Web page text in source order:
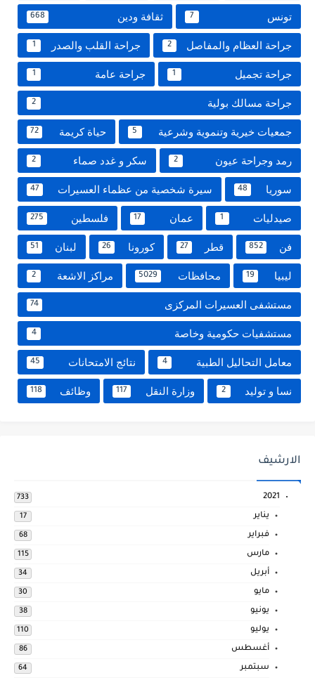
تونس 7 ثقافة ودين 668
جراحة العظام والمفاصل 2 جراحة القلب والصدر 1
جراحة تجميل 1 جراحة عامة 1
جراحة مسالك بولية 2
جمعيات خيرية وتنموية وشرعية 5 حياة كريمة 72
رمد وجراحة عيون 2 سكر و غدد صماء 2
سوريا 48 سيرة شخصية من عظماء العسيرات 47
صيدليات 1 عمان 17 فلسطين 275
فن 852 قطر 27 كورونا 26 لبنان 51
ليبيا 19 محافظات 5029 مراكز الاشعة 2
مستشفى العسيرات المركزى 74
مستشفيات حكومية وخاصة 4
معامل التحاليل الطبية 4 نتائج الامتحانات 45
نسا و توليد 2 وزارة النقل 117 وظائف 118
الارشيف
2021
733
يناير 17
فبراير 68
مارس 115
أبريل 34
مايو 30
يونيو 38
يوليو 110
أغسطس 86
سبتمبر 64